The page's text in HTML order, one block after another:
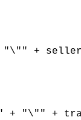
+
+ "\"" +